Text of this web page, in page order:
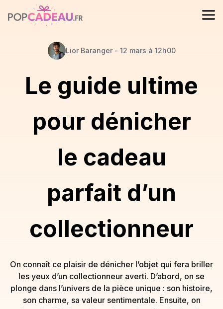
Lior Baranger - 12 mars à 12h00
Le guide ultime
pour dénicher
le cadeau
parfait d’un
collectionneur
On connaît ce plaisir de dénicher l’objet qui fera briller
les yeux d’un collectionneur averti. D’abord, on se
plonge dans l’univers de la pièce unique : son histoire,
son charme, sa valeur sentimentale. Ensuite, on